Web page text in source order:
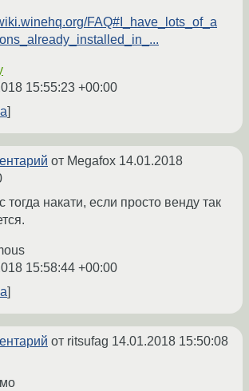
FAQ#I_have_lots_of_a
15:55:23 +00:00
от Megafox 14.01.2018
тогда накати, если просто венду так
15:58:44 +00:00
от ritsufag 14.01.2018 15:50:08